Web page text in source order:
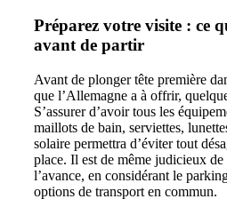
Préparez votre visite : ce
avant de partir
Avant de plonger tête première
que l’Allemagne a à offrir,
S’assurer d’avoir tous les
maillots de bain, serviettes,
solaire permettra d’éviter tout
place. Il est de même judicieux
l’avance, en considérant le
options de transport en commun.